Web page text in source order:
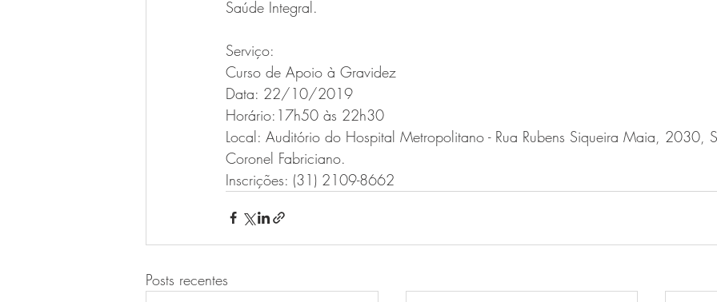
Saúde Integral.
Serviço:
Curso de Apoio à Gravidez
Data: 22/10/2019
Horário:17h50 às 22h30
Local: Auditório do Hospital Metropolitano - Rua Rubens Siqueira Maia, 2030,
Coronel Fabriciano.
Inscrições: (31) 2109-8662
Posts recentes